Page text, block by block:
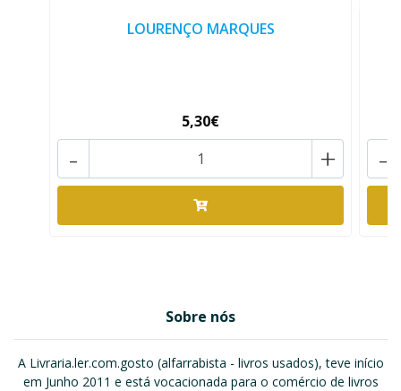
LOURENÇO MARQUES
5,30€
+
- -
Sobre nós
A Livraria.ler.com.gosto (alfarrabista - livros usados), teve início
em Junho 2011 e está vocacionada para o comércio de livros